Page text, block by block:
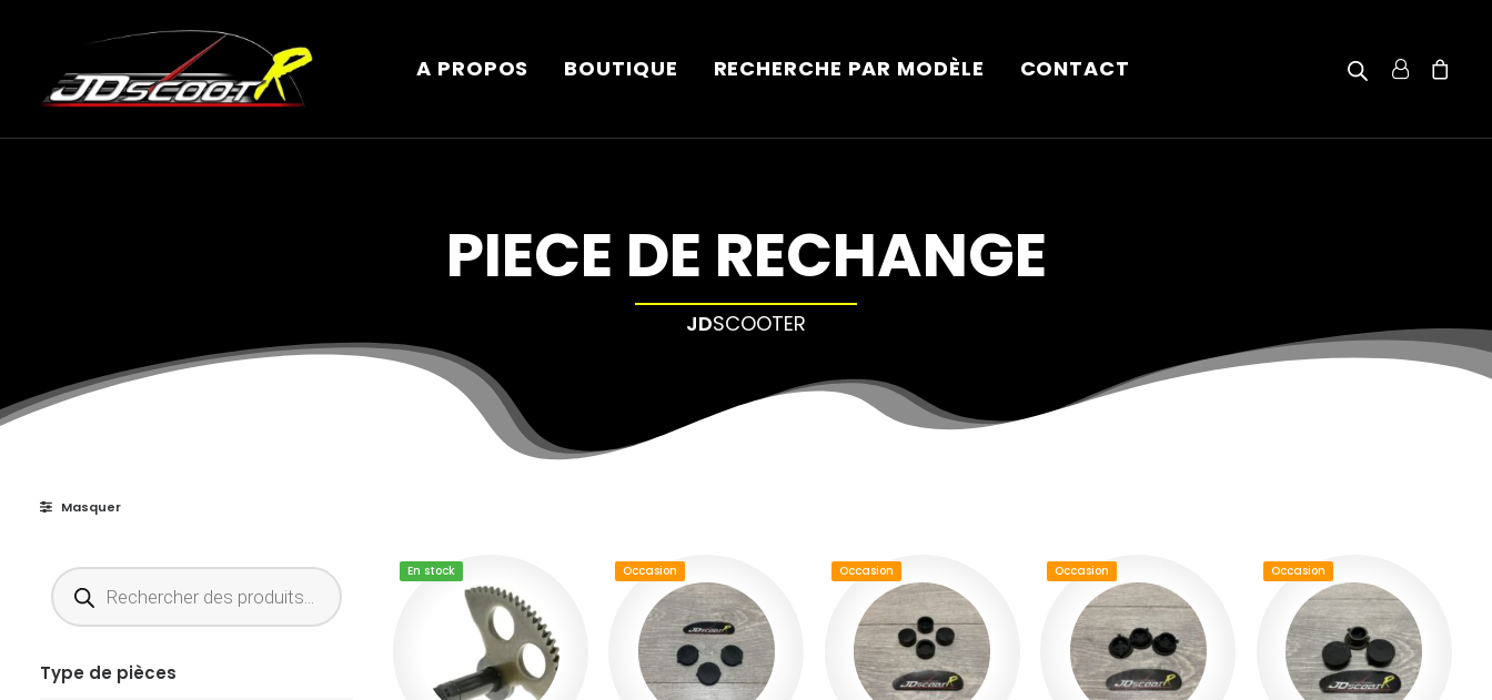
A PROPOS BOUTIQUE RECHERCHE PAR MODÈLE CONTACT
PIECE DE RECHANGE
JDSCOOTER
Masquer
Recherche
de
Type de pièces
En stock Occasion Occasion Occasion Occasion